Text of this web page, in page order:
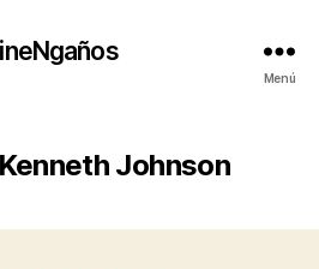
Menú
Kenneth Johnson